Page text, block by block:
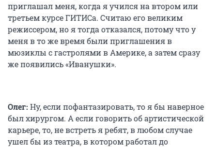
приглашал меня, когда я учился на втором или
третьем курсе ГИТИСа. Считаю его великим
режиссером, но я тогда отказался, потому что у
меня в то же время были приглашения в
мюзиклы с гастролями в Америке, а затем сразу
же появились «Иванушки».
Олег: Ну, если пофантазировать, то я бы наверное
был хирургом. А если говорить об артистической
карьере, то, не встреть я ребят, в любом случае
ушел бы из театра, в котором работал до